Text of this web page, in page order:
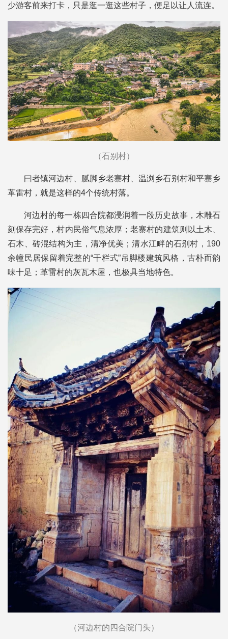
少游客前来打卡，只是逛一逛这些村子，便足以让人流连。
（石别村）
曰者镇河边村、腻脚乡老寨村、温浏乡石别村和平寨乡
革雷村，就是这样的4个传统村落。
河边村的每一栋四合院都浸润着一段历史故事，木雕石
刻保存完好，村内民俗气息浓厚；老寨村的建筑则以土木、
石木、砖混结构为主，清净优美；清水江畔的石别村，190
余幢民居保留着完整的“干栏式”吊脚楼建筑风格，古朴而韵
味十足；革雷村的灰瓦木屋，也极具当地特色。
（河边村的四合院门头）